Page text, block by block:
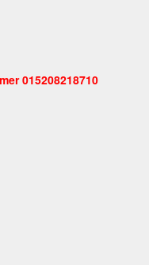
015208218710